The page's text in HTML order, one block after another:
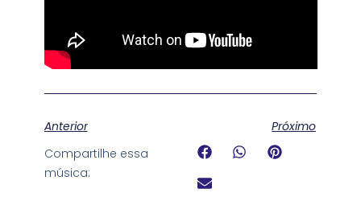
Anterior
Próximo
Compartilhe essa
música: